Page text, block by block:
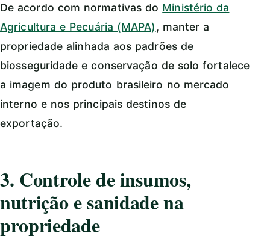
De acordo com normativas do Ministério da
Agricultura e Pecuária (MAPA), manter a
propriedade alinhada aos padrões de
biosseguridade e conservação de solo fortalece
a imagem do produto brasileiro no mercado
interno e nos principais destinos de
exportação.
3. Controle de insumos,
nutrição e sanidade na
propriedade